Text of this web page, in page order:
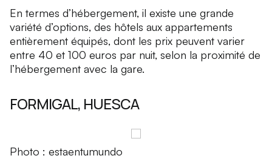
En termes d’hébergement, il existe une grande
variété d’options, des hôtels aux appartements
entièrement équipés, dont les prix peuvent varier
entre 40 et 100 euros par nuit, selon la proximité de
l’hébergement avec la gare.
FORMIGAL, HUESCA
Photo : estaentumundo